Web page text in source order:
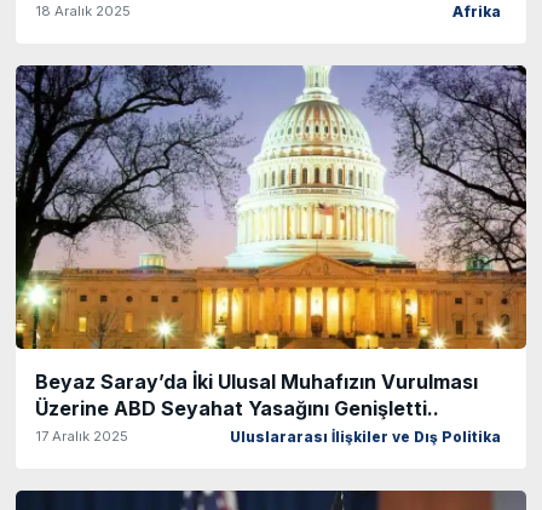
18 Aralık 2025 Afrika
Beyaz Saray’da İki Ulusal Muhafızın Vurulması
Üzerine ABD Seyahat Yasağını Genişletti..
17 Aralık 2025 Uluslararası İlişkiler ve Dış Politika